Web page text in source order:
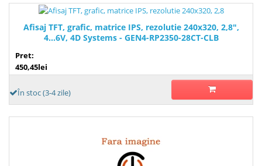
Afisaj TFT, grafic, matrice IPS, rezolutie 240x320, 2,8",
4...6V, 4D Systems - GEN4-RP2350-28CT-CLB
Pret:
450,45lei
În stoc (3-4 zile)